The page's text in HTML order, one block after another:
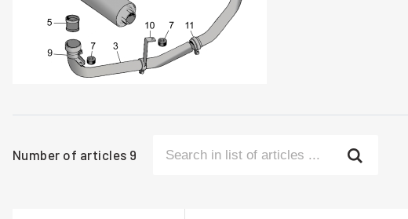
Number of articles 9